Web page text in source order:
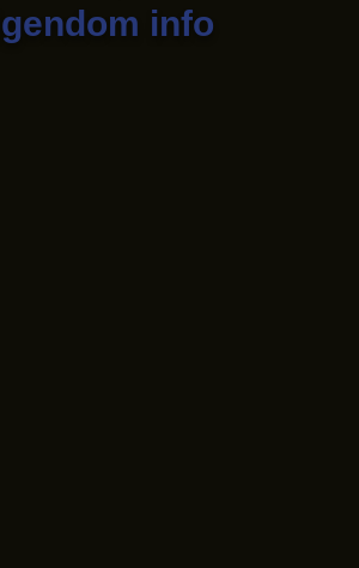
info